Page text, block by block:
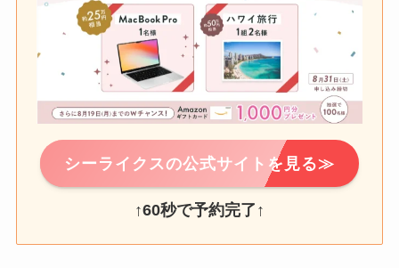
シーライクスの公式サイトを見る≫
↑60秒で予約完了 ↑